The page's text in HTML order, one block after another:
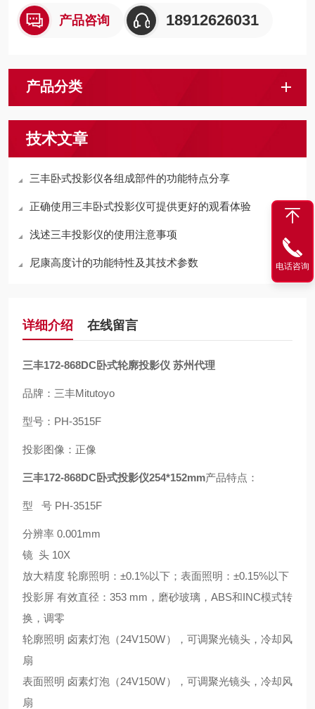
产品咨询 18912626031
产品分类
技术文章
三丰卧式投影仪各组成部件的功能特点分享
正确使用三丰卧式投影仪可提供更好的观看体验
浅述三丰投影仪的使用注意事项
尼康高度计的功能特性及其技术参数
详细介绍 在线留言
三丰172-868DC卧式轮廓投影仪 苏州代理
品牌：三丰Mitutoyo
型号：PH-3515F
投影图像： 正像
三丰172-868DC卧式投影仪254*152mm产品特点：
型 号 PH-3515F
分辨率 0.001mm
镜 头 10X
放大精度 轮廓照明：±0.1%以下；表面照明：±0.15%以下
投影屏 有效直径：353 mm，磨砂玻璃，ABS和INC模式转
换，调零
轮廓照明 卤素灯泡（24V150W），可调聚光镜头，冷却风
扇
表面照明 卤素灯泡（24V150W），可调聚光镜头，冷却风
扇
电话咨询